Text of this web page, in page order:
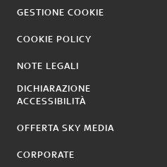
GESTIONE COOKIE
COOKIE POLICY
NOTE LEGALI
DICHIARAZIONE
ACCESSIBILITÀ
OFFERTA SKY MEDIA
CORPORATE